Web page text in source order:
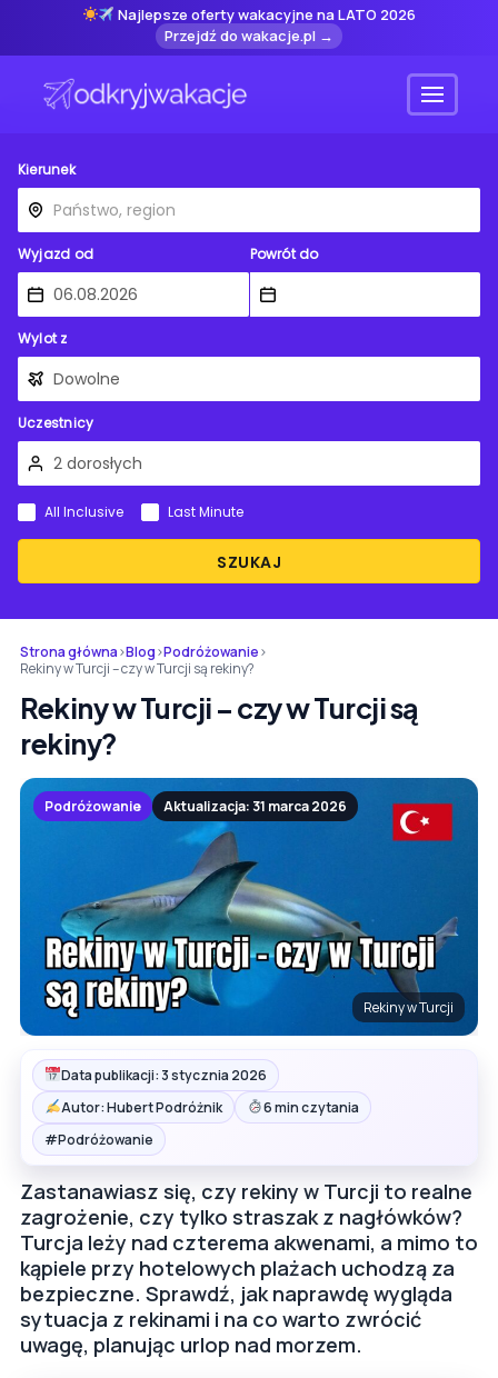
Najlepsze oferty wakacyjne na LATO 2026
Przejdź do wakacje.pl →
Menu
Kierunek
Wyjazd od Powrót do
Wylot z
Uczestnicy
SZUKAJ
All Inclusive Last Minute
Strona główna›Blog›Podróżowanie›
Rekiny w Turcji – czy w Turcji są rekiny?
Rekiny w Turcji – czy w Turcji są
rekiny?
Podróżowanie Aktualizacja: 31 marca 2026
Rekiny w Turcji
Data publikacji: 3 stycznia 2026
Autor: Hubert Podróżnik
6 min czytania
#Podróżowanie
Zastanawiasz się, czy rekiny w Turcji to realne
zagrożenie, czy tylko straszak z nagłówków?
Turcja leży nad czterema akwenami, a mimo to
kąpiele przy hotelowych plażach uchodzą za
bezpieczne. Sprawdź, jak naprawdę wygląda
sytuacja z rekinami i na co warto zwrócić
uwagę, planując urlop nad morzem.